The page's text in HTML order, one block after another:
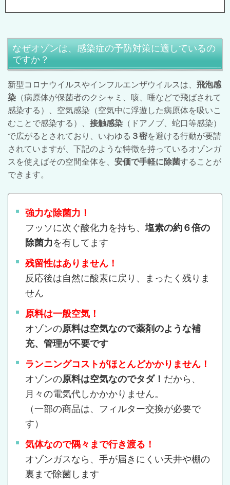
なぜオゾンは、感染症の予防対策に適しているの
ですか？
新型コロナウイルスやインフルエンザウイルスは、 飛泡感
染 （病原体が保菌者のクシャミ、咳、唾などで飛ばされて
感染する）、空気感染（空気中に浮遊した病原体を吸いこ
むことで感染する）、 接触感染 （ドアノブ、蛇口等感染）
で広がるとされており、いわゆる ３密を避ける行動が要請
されていますが、 下記のような特徴を持っているオゾンガ
スを使えばその空間全体を、 安価で手軽に除菌することが
できます。
強力な除菌力！
フッソに次ぐ酸化力を持ち、塩素の約６倍の
除菌力を有してます
残留性はありません！
反応後は自然に酸素に戻り、まったく残りま
せん
原料は一般空気！
オゾンの原料は空気なので薬剤のような補
充、管理が不要です
ランニングコストがほとんどかかりません！
オゾンの原料は空気なのでタダ！ だから、
月々の電気代しかかかりません。
（一部の商品は、フィルター交換が必要で
す）
気体なので隅々まで行き渡る！
オゾンガスなら、手が届きにくい天井や棚の
裏まで除菌します